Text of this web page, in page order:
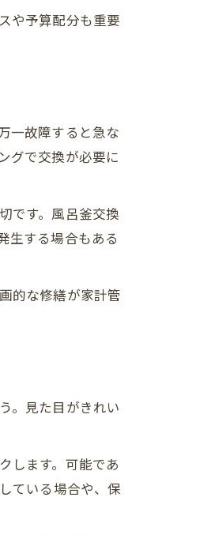
や予算配分も重要
一故障すると急な
グで交換が必要に
です。風呂釜交換
生する場合もある
的な修繕が家計管
。見た目がきれい
します。可能であ
ている場合や、保